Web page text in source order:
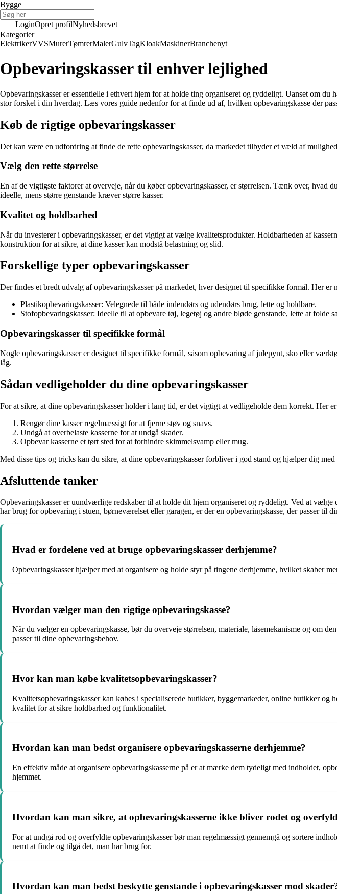
Bygge
LoginOpret profilNyhedsbrevet
Kategorier
ElektrikerVVSMurerTømrerMalerGulvTagKloakMaskinerBranchenyt
Opbevaringskasser til enhver lejlighed
Opbevaringskasser er essentielle i ethvert hjem for at holde ting organiseret og ryddeligt. Uanset om
stor forskel i din hverdag. Læs vores guide nedenfor for at finde ud af, hvilken opbevaringskasse der
Køb de rigtige opbevaringskasser
Det kan være en udfordring at finde de rette opbevaringskasser, da markedet tilbyder et væld af
Vælg den rette størrelse
En af de vigtigste faktorer at overveje, når du køber opbevaringskasser, er størrelsen. Tænk over,
ideelle, mens større genstande kræver større kasser.
Kvalitet og holdbarhed
Når du investerer i opbevaringskasser, er det vigtigt at vælge kvalitetsprodukter. Holdbarheden af
konstruktion for at sikre, at dine kasser kan modstå belastning og slid.
Forskellige typer opbevaringskasser
Der findes et bredt udvalg af opbevaringskasser på markedet, hver designet til specifikke formål. Her er
Plastikopbevaringskasser: Velegnede til både indendørs og udendørs brug, lette og holdbare.
Stofopbevaringskasser: Ideelle til at opbevare tøj, legetøj og andre bløde genstande, lette at folde
Opbevaringskasser til specifikke formål
Nogle opbevaringskasser er designet til specifikke formål, såsom opbevaring af julepynt, sko eller
låg.
Sådan vedligeholder du dine opbevaringskasser
For at sikre, at dine opbevaringskasser holder i lang tid, er det vigtigt at vedligeholde dem korrekt. Her
Rengør dine kasser regelmæssigt for at fjerne støv og snavs.
Undgå at overbelaste kasserne for at undgå skader.
Opbevar kasserne et tørt sted for at forhindre skimmelsvamp eller mug.
Med disse tips og tricks kan du sikre, at dine opbevaringskasser forbliver i god stand og hjælper dig med
Afsluttende tanker
Opbevaringskasser er uundværlige redskaber til at holde dit hjem organiseret og ryddeligt. Ved at
har brug for opbevaring i stuen, børneværelset eller garagen, er der en opbevaringskasse, der passer til
Hvad er fordelene ved at bruge opbevaringskasser derhjemme?
Opbevaringskasser hjælper med at organisere og holde styr på tingene derhjemme, hvilket skaber
Hvordan vælger man den rigtige opbevaringskasse?
Når du vælger en opbevaringskasse, bør du overveje størrelsen, materiale, låsemekanisme og om
passer til dine opbevaringsbehov.
Hvor kan man købe kvalitetsopbevaringskasser?
Kvalitetsopbevaringskasser kan købes i specialiserede butikker, byggemarkeder, online butikker
kvalitet for at sikre holdbarhed og funktionalitet.
Hvordan kan man bedst organisere opbevaringskasserne derhjemme?
En effektiv måde at organisere opbevaringskasserne på er at mærke dem tydeligt med indholdet,
hjemmet.
Hvordan kan man sikre, at opbevaringskasserne ikke bliver rodet og
For at undgå rod og overfyldte opbevaringskasser bør man regelmæssigt gennemgå og sortere
nemt at finde og tilgå det, man har brug for.
Hvordan kan man bedst beskytte genstande i opbevaringskasser mod